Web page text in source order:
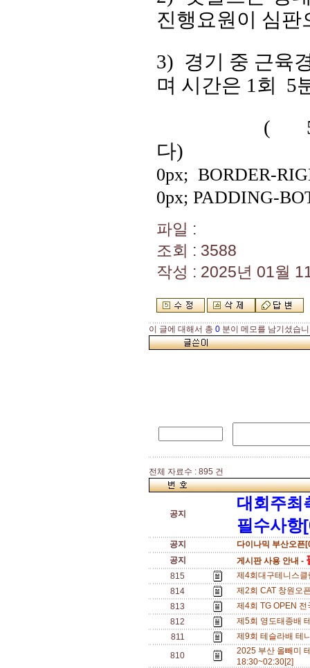
진행요원이 심판
3) 경기 중 근육
며 시간은 1회 5
( 5분 경
다)
0px; BORDER-
0px; PADDING-
파일 :
조회 : 3588
작성 : 2025년 01월
이 글에 대해서 총 0 분이 메모를 남기셨습
전체 자료수 : 895 건
공지
대회주최
필수사항
공지
다이나믹 부산오픈
공지
게시판 사용 안내 -
815
제4회대구테니스
814
제2회 CAT 창원오
813
제4회 TG OPEN
812
제5회 영도태종배
811
제9회 테슬라배 테
810
2025 부산 올빼미
18:30~02:30[2]